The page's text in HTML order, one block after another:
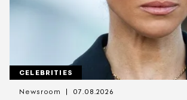
CELEBRITIES
Newsroom 07.08.2026